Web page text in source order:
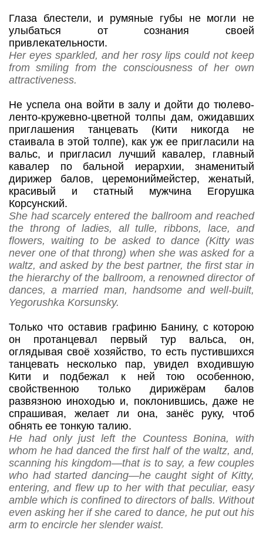
Глаза блестели, и румяные губы не могли не
улыбаться от сознания своей
привлекательности.
Her eyes sparkled, and her rosy lips could not keep
from smiling from the consciousness of her own
attractiveness.
Не успела она войти в залу и дойти до тюлево-
ленто-кружевно-цветной толпы дам, ожидавших
приглашения танцевать (Кити никогда не
стаивала в этой толпе), как уж ее пригласили на
вальс, и пригласил лучший кавалер, главный
кавалер по бальной иерархии, знаменитый
дирижер балов, церемониймейстер, женатый,
красивый и статный мужчина Егорушка
Корсунский.
She had scarcely entered the ballroom and reached
the throng of ladies, all tulle, ribbons, lace, and
flowers, waiting to be asked to dance (Kitty was
never one of that throng) when she was asked for a
waltz, and asked by the best partner, the first star in
the hierarchy of the ballroom, a renowned director of
dances, a married man, handsome and well-built,
Yegorushka Korsunsky.
Только что оставив графиню Банину, с которою
он протанцевал первый тур вальса, он,
оглядывая своё хозяйство, то есть пустившихся
танцевать несколько пар, увидел входившую
Кити и подбежал к ней тою особенною,
свойственною только дирижёрам балов
развязною иноходью и, поклонившись, даже не
спрашивая, желает ли она, занёс руку, чтоб
обнять ее тонкую талию.
He had only just left the Countess Bonina, with
whom he had danced the first half of the waltz, and,
scanning his kingdom—that is to say, a few couples
who had started dancing—he caught sight of Kitty,
entering, and flew up to her with that peculiar, easy
amble which is confined to directors of balls. Without
even asking her if she cared to dance, he put out his
arm to encircle her slender waist.